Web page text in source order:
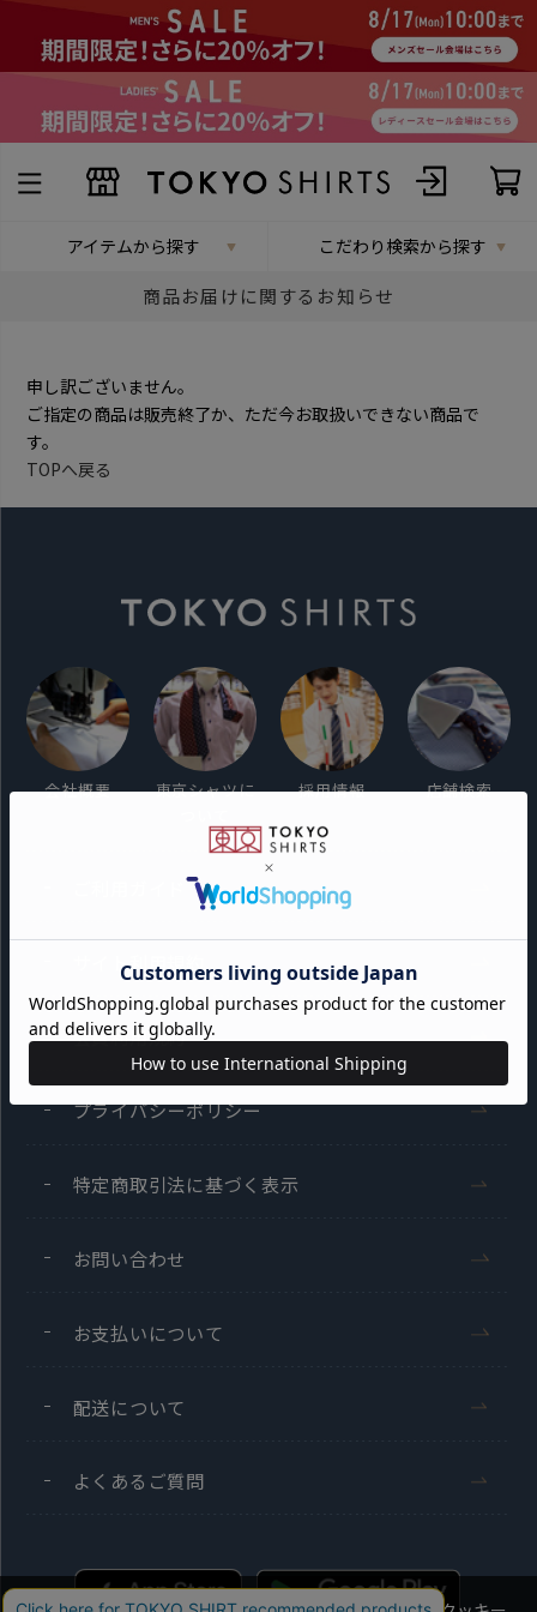
アイテムから探す こだわり検索から探す
商品お届けに関するお知らせ
申し訳ございません。
ご指定の商品は販売終了か、ただ今お取扱いできない商品で
す。
TOPへ戻る
会社概要
東京シャツに
採用情報 店舗検索
ご利用ガイド
サイト利用規約
会員利用規約
プライバシーポリシー
特定商取引法に基づく表示
お問い合わせ
お支払いについて
配送について
よくあるご質問